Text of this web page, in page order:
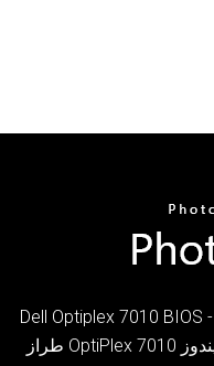
Dell Optiplex 7010 BIOS - وتوفر هذه الحزمة تحديث BIOS لديل
طراز OptiPlex 7010 تشغيل في ما يلي أنظمة التشغيل: ويندوز